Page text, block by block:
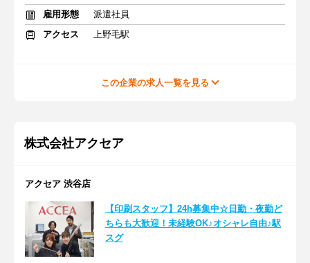
雇用形態
派遣社員
アクセス
上野毛駅
この企業の求人一覧を見る
株式会社アクセア
アクセア 渋谷店
【印刷スタッフ】24h募集中☆日勤・夜勤ど
ちらも大歓迎！未経験OK♪オシャレ自由♪駅
スグ